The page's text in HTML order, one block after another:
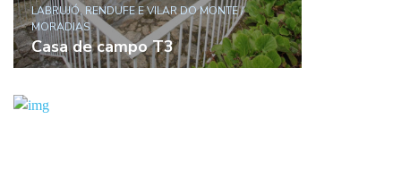
LABRUJÓ, RENDUFE E VILAR DO MONTE /
MORADIAS
Casa de campo T3